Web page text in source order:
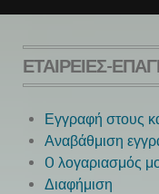
Next
ΕΤΑΙΡΕΊΕΣ-
Εγγραφή στους
Αναβάθμιση
O λογαριασμός
Διαφήμιση